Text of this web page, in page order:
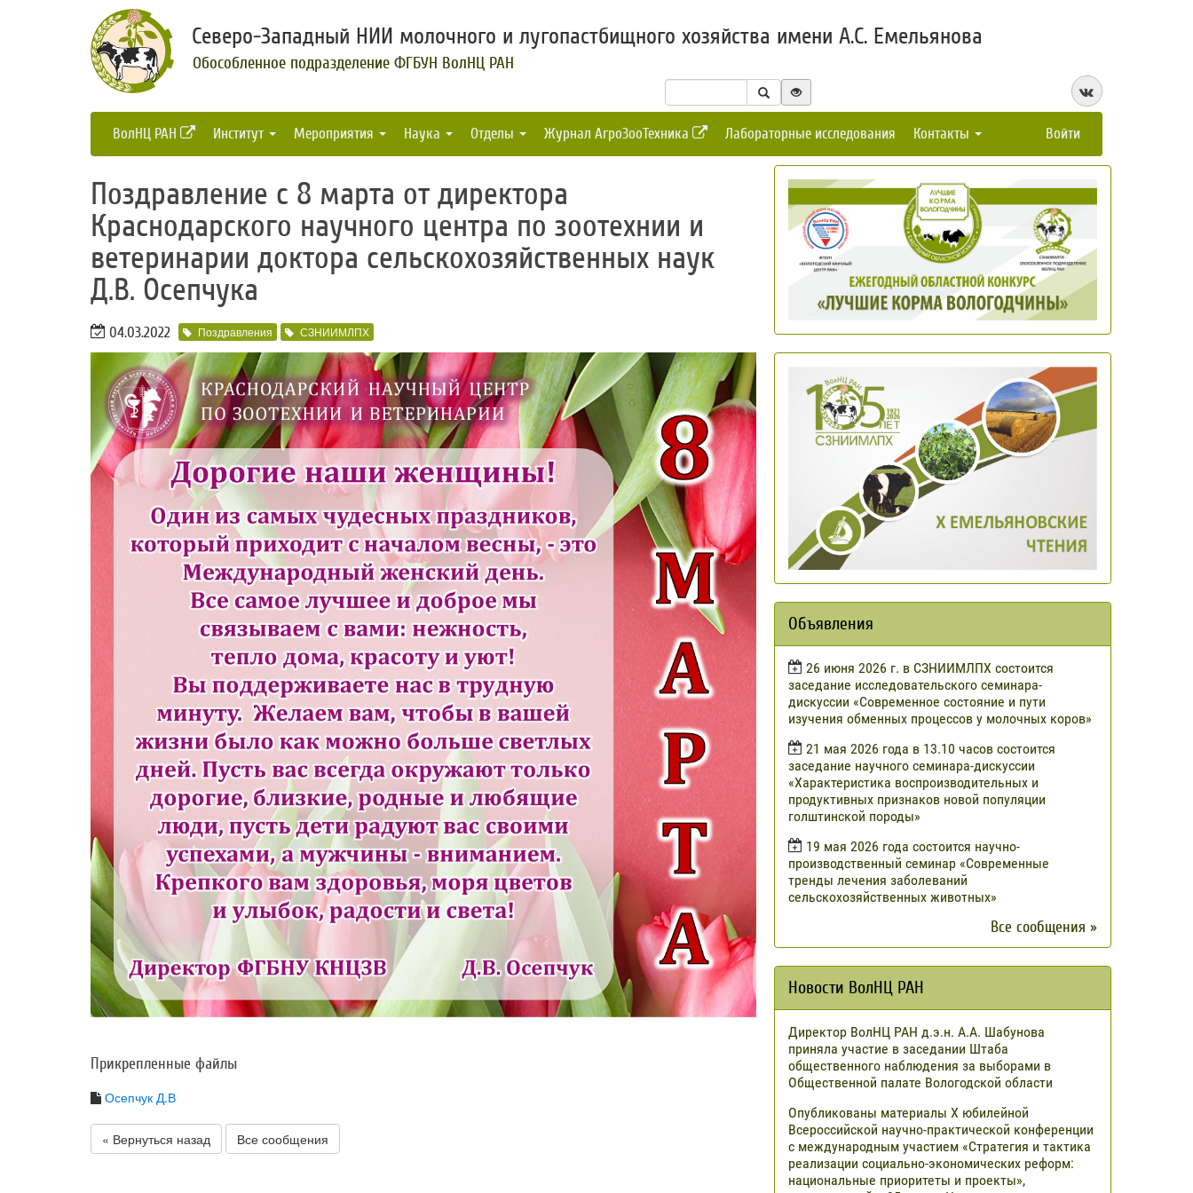
Северо-Западный НИИ молочного и лугопастбищного хозяйства имени А.С. Емельянова
Обособленное подразделение ФГБУН ВолНЦ РАН
ВолНЦ РАН Институт Мероприятия Наука Отделы Журнал АгроЗооТехника Лабораторные исследования Контакты Войти
Поздравление с 8 марта от директора
Краснодарского научного центра по зоотехнии и
ветеринарии доктора сельскохозяйственных наук
Д.В. Осепчука
04.03.2022 Поздравления СЗНИИМЛПХ
Прикрепленные файлы
Осепчук Д.В
« Вернуться назад Все сообщения
Объявления
​26 июня 2026 г. в СЗНИИМЛПХ состоится
заседание исследовательского семинара-
дискуссии «Современное состояние и пути
изучения обменных процессов у молочных коров»
21 мая 2026 года в 13.10 часов состоится
заседание научного семинара-дискуссии
«Характеристика воспроизводительных и
продуктивных признаков новой популяции
голштинской породы»
19 мая 2026 года состоится научно-
производственный семинар «Современные
тренды лечения заболеваний
сельскохозяйственных животных»
Все сообщения »
Новости ВолНЦ РАН
Директор ВолНЦ РАН д.э.н. А.А. Шабунова
приняла участие в заседании Штаба
общественного наблюдения за выборами в
Общественной палате Вологодской области
Опубликованы материалы X юбилейной
Всероссийской научно-практической конференции
с международным участием «Стратегия и тактика
реализации социально-экономических реформ:
национальные приоритеты и проекты»,